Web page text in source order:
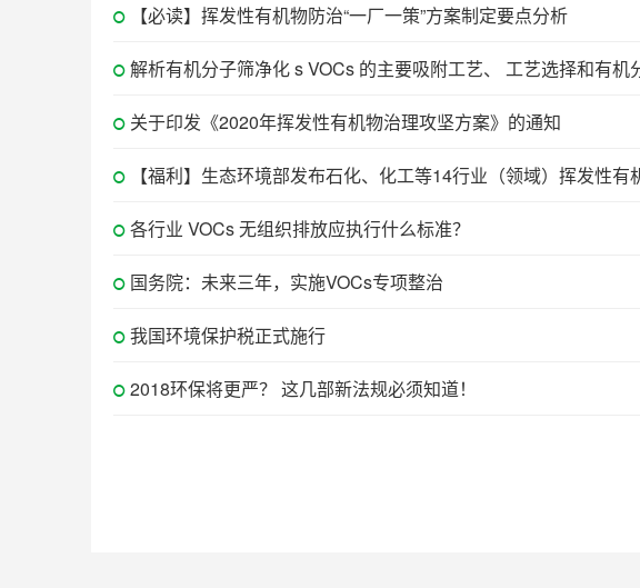
【必读】挥发性有机物防治“一厂一策”方案制定要点分析
解析有机分子筛净化 s VOCs 的主要吸附工艺、 工艺选择和有机
关于印发《2020年挥发性有机物治理攻坚方案》的通知
【福利】生态环境部发布石化、化工等14行业（领域）挥发性有
各行业 VOCs 无组织排放应执行什么标准？
国务院：未来三年，实施VOCs专项整治
我国环境保护税正式施行
2018环保将更严？ 这几部新法规必须知道！